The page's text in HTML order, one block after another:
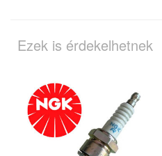
Ezek is érdekelhetnek